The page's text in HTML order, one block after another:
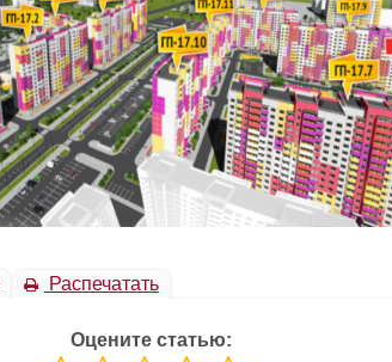
Распечатать
Оцените статью: